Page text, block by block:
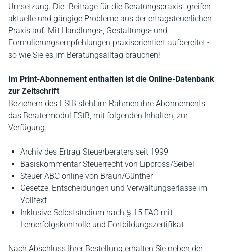
Umsetzung. Die "Beiträge für die Beratungspraxis" greifen
aktuelle und gängige Probleme aus der ertragsteuerlichen
Praxis auf. Mit Handlungs-, Gestaltungs- und
Formulierungsempfehlungen praxisorientiert aufbereitet -
so wie Sie es im Beratungsalltag brauchen!
Im Print-Abonnement enthalten ist die Online-Datenbank
zur Zeitschrift
Beziehern des EStB steht im Rahmen ihre Abonnements
das Beratermodul EStB, mit folgenden Inhalten, zur
Verfügung.
Archiv des Ertrag-Steuerberaters seit 1999
Basiskommentar Steuerrecht von Lippross/Seibel
Steuer ABC online von Braun/Günther
Gesetze, Entscheidungen und Verwaltungserlasse im
Volltext
Inklusive Selbststudium nach § 15 FAO mit
Lernerfolgskontrolle und Fortbildungszertifikat
Nach Abschluss Ihrer Bestellung erhalten Sie neben der